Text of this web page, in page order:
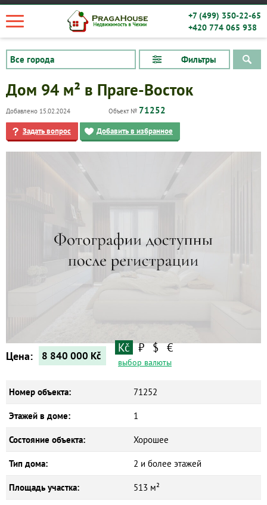
+7 (499) 350-22-65
+420 774 065 938
Фильтры
Дом 94 м² в Праге-Восток
Добавлено 15.02.2024 Объект № 71252
Задать вопрос Добавить в избранное
Цена: 8 840 000 Kč
Kč ₽ $ €
выбор валюты
Номер объекта: 71252
Этажей в доме: 1
Состояние объекта: Хорошее
Тип дома: 2 и более этажей
Площадь участка: 513 м²